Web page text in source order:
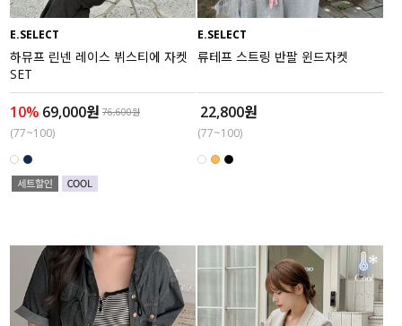
E.SELECT
하뮤프 린넨 레이스 뷔스티에 자켓
SET
10% 69,000원 76,600원
(77~100)
E.SELECT
류테프 스트링 반팔 윈드자켓
22,800원
(77~100)